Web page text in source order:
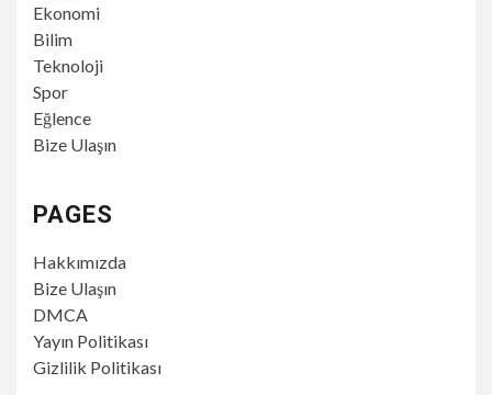
Ekonomi
Bilim
Teknoloji
Spor
Eğlence
Bize Ulaşın
PAGES
Hakkımızda
Bize Ulaşın
DMCA
Yayın Politikası
Gizlilik Politikası